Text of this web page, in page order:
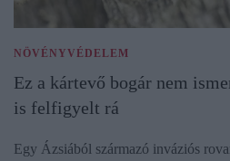
NÖVÉNYVÉDELEM
Ez a kártevő bogár nem
is felfigyelt rá
Egy Ázsiából származó inváziós